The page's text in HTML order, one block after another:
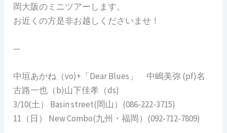
岡大阪のミニツアーします。
お近くの方是非お越しくださいませ！
—
中垣あかね（vo)+「Dear Blues」 中嶋美弥 (pf)名
古路一也（b)山下佳孝（ds)
3/10(土） Basin street(岡山）(086-222-3715)
11（日） New Combo(九州・福岡）(092-712-7809)